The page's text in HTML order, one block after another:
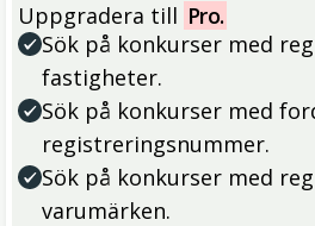
Uppgradera till Pro.
Sök på konkurser med
fastigheter.
Sök på konkurser med
registreringsnummer.
Sök på konkurser med
varumärken.